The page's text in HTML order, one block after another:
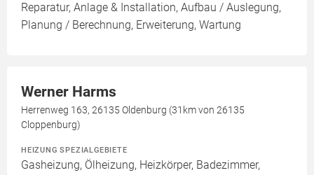
Reparatur, Anlage & Installation, Aufbau / Auslegung,
Planung / Berechnung, Erweiterung, Wartung
Werner Harms
Herrenweg 163, 26135 Oldenburg (31km von 26135
Cloppenburg)
HEIZUNG SPEZIALGEBIETE
Gasheizung, Ölheizung, Heizkörper, Badezimmer,